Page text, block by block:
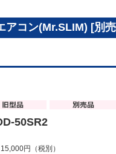
アコン(Mr.SLIM) [別
50SR2
円（税別）